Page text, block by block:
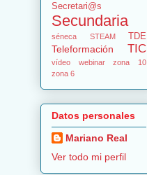
Secretari@s
Secundaria
séneca STEAM TDE
Teleformación TIC
vídeo webinar
zona 10
zona 6
Datos personales
Mariano Real
Ver todo mi perfil